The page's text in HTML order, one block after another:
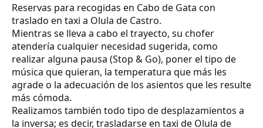
Reservas para recogidas en Cabo de Gata con
traslado en taxi a Olula de Castro.
Mientras se lleva a cabo el trayecto, su chofer
atendería cualquier necesidad sugerida, como
realizar alguna pausa (Stop & Go), poner el tipo de
música que quieran, la temperatura que más les
agrade o la adecuación de los asientos que les resulte
más cómoda.
Realizamos también todo tipo de desplazamientos a
la inversa; es decir, trasladarse en taxi de Olula de